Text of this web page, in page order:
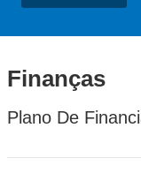
Finanças
Plano De